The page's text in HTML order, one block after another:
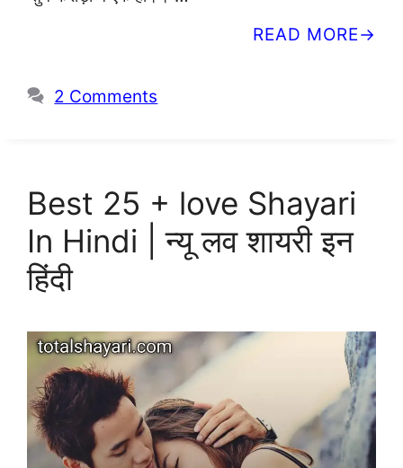
READ MORE
2 Comments
Best 25 + love Shayari
In Hindi | न्यू लव शायरी इन
हिंदी